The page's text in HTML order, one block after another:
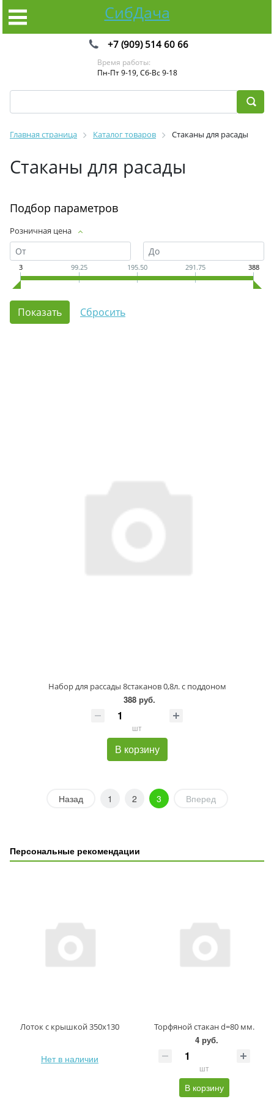
СибДача
+7 (909) 514 60 66
Время работы:
Пн-Пт 9-19, Сб-Вс 9-18
Главная страница Каталог товаров Стаканы для расады
Стаканы для расады
Подбор параметров
Розничная цена
3 99.25 195.50 291.75 388
Набор для рассады 8стаканов 0,8л. с поддоном
388 руб.
шт
В корзину
Назад 1 2 3 Вперед
Персональные рекомендации
Лоток с крышкой 350х130
Нет в наличии
Торфяной стакан d=80 мм.
4 руб.
шт
В корзину